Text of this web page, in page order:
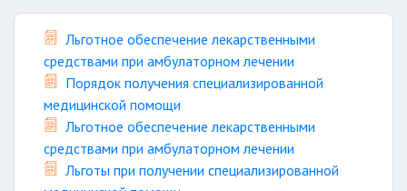
Льготное обеспечение лекарственными
средствами при амбулаторном лечении
Порядок получения специализированной
медицинской помощи
Льготное обеспечение лекарственными
средствами при амбулаторном лечении
Льготы при получении специализированной